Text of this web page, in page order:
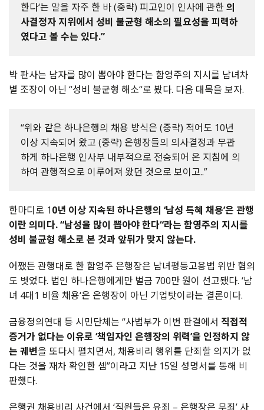
한다‘는 말을 자주 한 바 (중략) 피고인이 인사에 관한의
사결정자 지위에서 성비 불균형 해소의 필요성을 피력하
였다고 볼 수는 있다.”
박 판사는 남자를 많이 뽑아야 한다는 함영주의 지시를 남녀차
별 조장이 아닌 “성비 불균형 해소“로 봤다. 다음 대목을 보자.
“위와 같은 하나은행의 채용 방식은 (중략) 적어도 10년
이상 지속되어 왔고 (중략) 은행장들의 의사결정과 무관
하게 하나은행 인사부 내부적으로 전승되어 온 지침에 의
하여 관행적으로 이루어져 왔던 것으로 보이고..”
한마디로 10년 이상 지속된 하나은행의 ‘남성 특혜 채용’은 관행
이란 의미다.“남성을 많이 뽑아야 한다“라는 함영주의 지시를
성비 불균형 해소로 본 것과 앞뒤가 맞지 않는다.
어쨌든 관행대로 한 함영주 은행장은 남녀평등고용법 위반 혐의
도 벗었다. 법인 하나은행에게만 벌금 700만 원이 선고됐다. ‘남
녀 4대1 비율 채용‘은 은행장이 아닌 기업탓이라는 결론이다.
금융정의연대 등 시민단체는 “사법부가 이번 판결에서 직접적
증거가 없다는 이유로 ‘책임자인 은행장의 위력’을 인정하지 않
는 궤변을 또다시 펼치면서, 채용비리 행위를 단죄할 의지가 없
다는 것을 재차 확인한 셈”이라고 지난 15일 성명서를 통해 비
판했다.
은행권 채용비리 사건에서 ‘직원들은 유죄 – 은행장은 무죄’ 사